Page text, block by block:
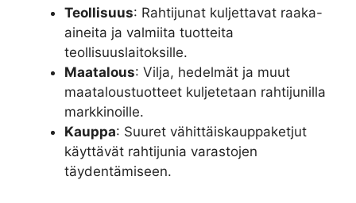
Teollisuus: Rahtijunat kuljettavat raaka-
aineita ja valmiita tuotteita
teollisuuslaitoksille.
Maatalous: Vilja, hedelmät ja muut
maataloustuotteet kuljetetaan rahtijunilla
markkinoille.
Kauppa: Suuret vähittäiskauppaketjut
käyttävät rahtijunia varastojen
täydentämiseen.